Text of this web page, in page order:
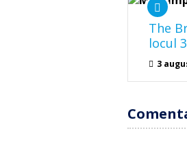
The
locul
3